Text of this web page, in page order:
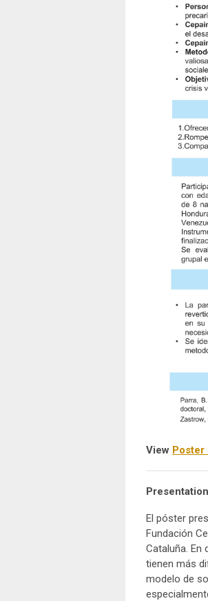
View Poster
El póster
Fundación
Cataluña. En
tienen más
modelo de